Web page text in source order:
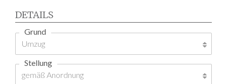
DETAILS
Grund
Stellung